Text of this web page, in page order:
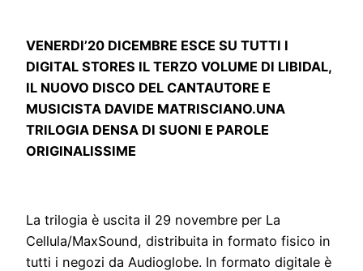
VENERDI’20 DICEMBRE ESCE SU TUTTI I
DIGITAL STORES IL TERZO VOLUME DI LIBIDAL,
IL NUOVO DISCO DEL CANTAUTORE E
MUSICISTA DAVIDE MATRISCIANO.UNA
TRILOGIA DENSA DI SUONI E PAROLE
ORIGINALISSIME
La trilogia è uscita il 29 novembre per La
Cellula/MaxSound, distribuita in formato fisico in
tutti i negozi da Audioglobe. In formato digitale è